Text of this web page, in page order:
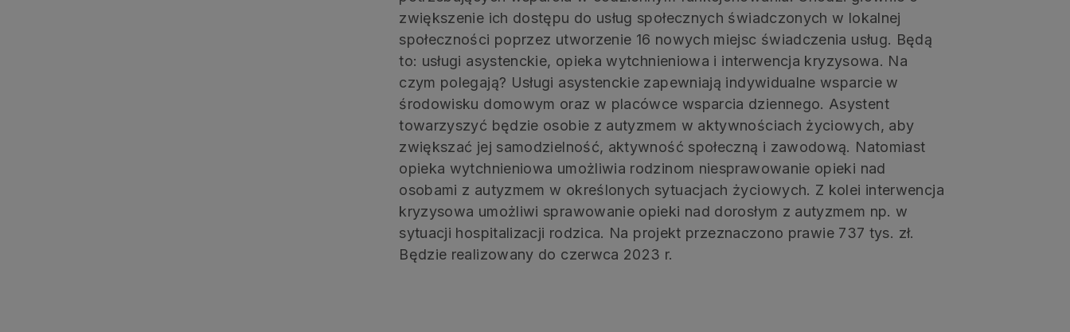
zwiększenie ich dostępu do usług społecznych świadczonych w lokalnej
społeczności poprzez utworzenie 16 nowych miejsc świadczenia usług. Będą
to: usługi asystenckie, opieka wytchnieniowa i interwencja kryzysowa. Na
czym polegają? Usługi asystenckie zapewniają indywidualne wsparcie w
środowisku domowym oraz w placówce wsparcia dziennego. Asystent
towarzyszyć będzie osobie z autyzmem w aktywnościach życiowych, aby
zwiększać jej samodzielność, aktywność społeczną i zawodową. Natomiast
opieka wytchnieniowa umożliwia rodzinom niesprawowanie opieki nad
osobami z autyzmem w określonych sytuacjach życiowych. Z kolei interwencja
kryzysowa umożliwi sprawowanie opieki nad dorosłym z autyzmem np. w
sytuacji hospitalizacji rodzica. Na projekt przeznaczono prawie 737 tys. zł.
Będzie realizowany do czerwca 2023 r.